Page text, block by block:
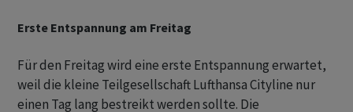
Erste Entspannung am Freitag
Für den Freitag wird eine erste Entspannung erwartet,
weil die kleine Teilgesellschaft Lufthansa Cityline nur
einen Tag lang bestreikt werden sollte. Die